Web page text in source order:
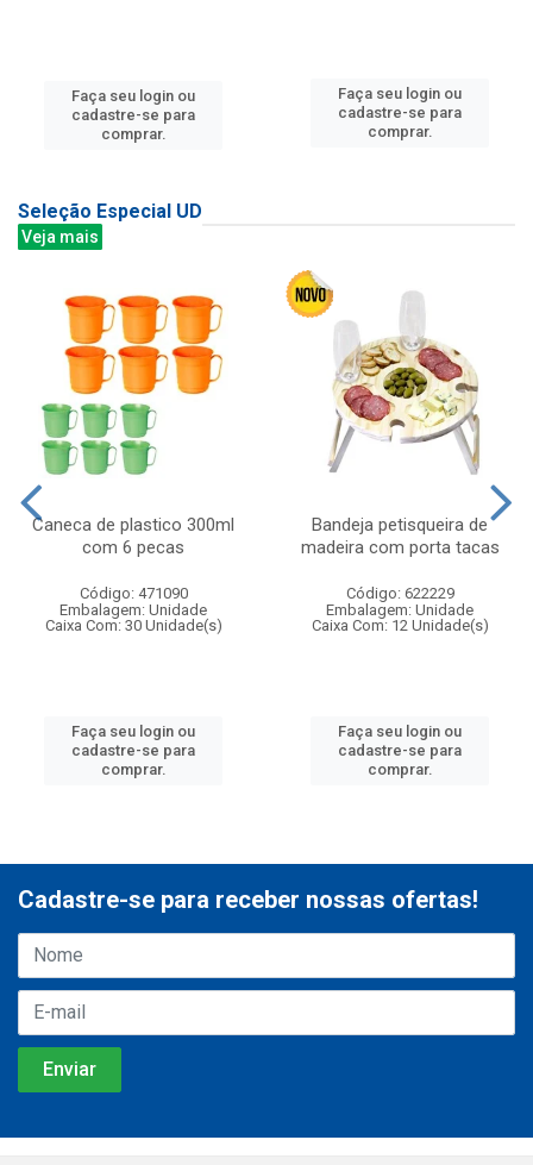
Faça seu login ou
cadastre-se para
comprar.
Faça seu login ou
cadastre-se para
comprar.
Seleção Especial UD
Veja mais
Caneca de plastico 300ml
com 6 pecas
Código: 471090
Embalagem: Unidade
Caixa Com: 30 Unidade(s)
Faça seu login ou
cadastre-se para
comprar.
Bandeja petisqueira de
madeira com porta tacas
Código: 622229
Embalagem: Unidade
Caixa Com: 12 Unidade(s)
Faça seu login ou
cadastre-se para
comprar.
Cadastre-se para receber nossas ofertas!